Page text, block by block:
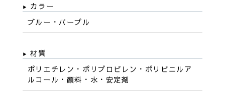
カラー
ブルー・パープル
材質
ポリエチレン・ポリプロピレン・ポリビニルア
ルコール・顔料・水・安定剤